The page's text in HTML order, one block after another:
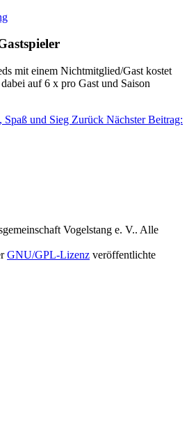
mit einem Nichtmitglied/Gast kostet
auf 6 x pro Gast und Saison
Spaß und Sieg Zurück Nächster Beitrag:
Vogelstang e. V.. Alle
GNU/GPL-Lizenz veröffentlichte